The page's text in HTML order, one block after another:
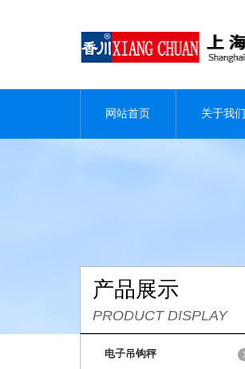
网站首页 关于我们
产品展示
PRODUCT DISPLAY
电子吊钩秤